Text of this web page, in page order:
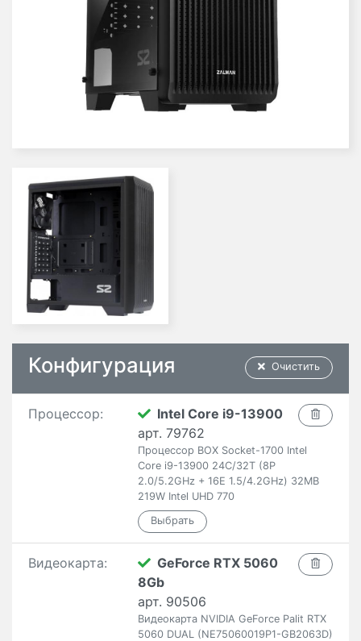
Очистить
Конфигурация
Процессор:
Intel Core i9-13900
арт. 79762
Процессор BOX Socket-1700 Intel
Core i9-13900 24C/32T (8P
2.0/5.2GHz + 16E 1.5/4.2GHz) 32MB
219W Intel UHD 770
Видеокарта:
GeForce RTX 5060
8Gb
арт. 90506
Видеокарта NVIDIA GeForce Palit RTX
5060 DUAL (NE75060019P1-GB2063D)